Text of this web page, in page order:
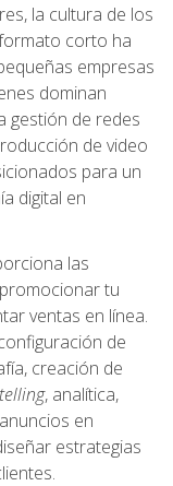
la cultura de los
corto ha
empresas
dominan
gestión de redes
de video
para un
digital en
las
tu
ventas en línea.
de
creación de
, analítica,
en
estrategias